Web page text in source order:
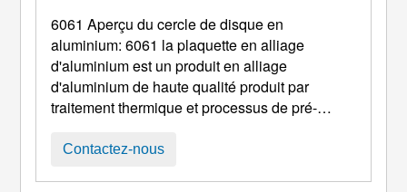
6061 Aperçu du cercle de disque en
aluminium: 6061 la plaquette en alliage
d'aluminium est un produit en alliage
d'aluminium de haute qualité produit par
traitement thermique et processus de pré-
d'excellentes performances de traitement,
Contactez-nous